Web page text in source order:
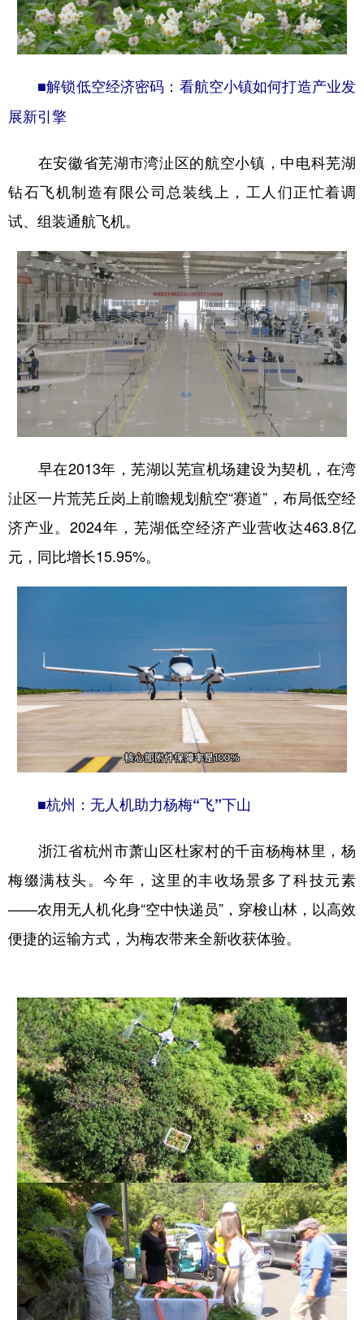
■解锁低空经济密码：看航空小镇如何打造产业发
展新引擎
在安徽省芜湖市湾沚区的航空小镇，中电科芜湖
钻石飞机制造有限公司总装线上，工人们正忙着调
试、组装通航飞机。
早在2013年，芜湖以芜宣机场建设为契机，在湾
沚区一片荒芜丘岗上前瞻规划航空“赛道”，布局低空经
济产业。2024年，芜湖低空经济产业营收达463.8亿
元，同比增长15.95%。
■杭州：无人机助力杨梅“飞”下山
浙江省杭州市萧山区杜家村的千亩杨梅林里，杨
梅缀满枝头。今年，这里的丰收场景多了科技元素
——农用无人机化身“空中快递员”，穿梭山林，以高效
便捷的运输方式，为梅农带来全新收获体验。